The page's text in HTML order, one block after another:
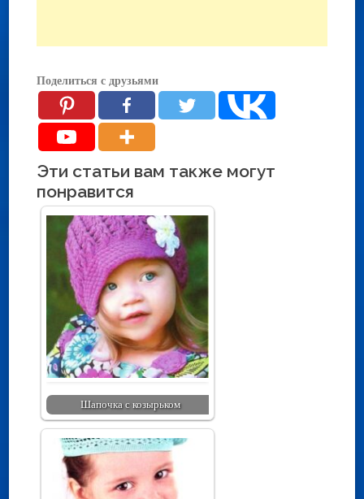
Поделиться с друзьями
Эти статьи вам также могут
понравится
Шапочка с козырьком